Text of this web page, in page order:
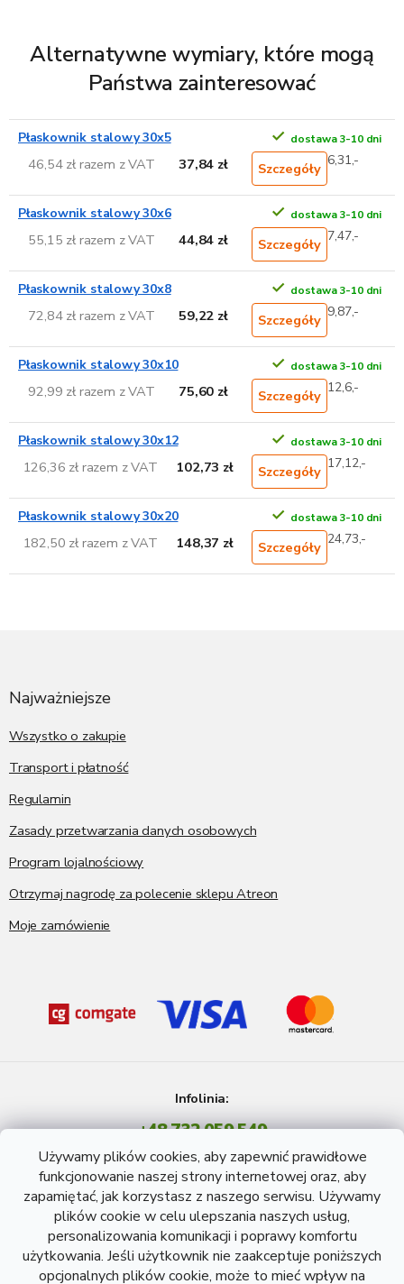
Używamy plików cookies, aby zapewnić prawidłowe
funkcjonowanie naszej strony internetowej oraz, aby
zapamiętać, jak korzystasz z naszego serwisu. Używamy
plików cookie w celu ulepszania naszych usług,
personalizowania komunikacji i poprawy komfortu
użytkowania. Jeśli użytkownik nie zaakceptuje poniższych
opcjonalnych plików cookie, może to mieć wpływ na
Alternatywne wymiary, które mogą
Państwa zainteresować
Płaskownik stalowy 30x5 dostawa 3-10 dni
46,54 zł razem z VAT 37,84 zł Szczegóły 6,31,-
Płaskownik stalowy 30x6 dostawa 3-10 dni
55,15 zł razem z VAT 44,84 zł Szczegóły 7,47,-
Płaskownik stalowy 30x8 dostawa 3-10 dni
72,84 zł razem z VAT 59,22 zł Szczegóły 9,87,-
Płaskownik stalowy 30x10 dostawa 3-10 dni
92,99 zł razem z VAT 75,60 zł Szczegóły 12,6,-
Płaskownik stalowy 30x12 dostawa 3-10 dni
126,36 zł razem z VAT 102,73 zł Szczegóły 17,12,-
Płaskownik stalowy 30x20 dostawa 3-10 dni
182,50 zł razem z VAT 148,37 zł Szczegóły 24,73,-
Najważniejsze
Wszystko o zakupie
Transport i płatność
Regulamin
Zasady przetwarzania danych osobowych
Program lojalnościowy
Otrzymaj nagrodę za polecenie sklepu Atreon
Moje zamówienie
Infolinia:
+48 732 059 549
Pon - Pt: 8 - 15 godź.
info@atreon.pl